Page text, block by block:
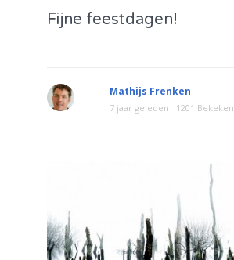
Fijne feestdagen!
Mathijs Frenken
7 jaar geleden 1201 Bekeken